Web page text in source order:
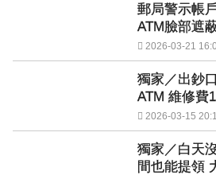
郵局警示帳戶減 上半年
ATM臉部遮
2026-03-21
獨家／出鈔
ATM 維修費
2026-03-15
獨家／白天
間也能提領